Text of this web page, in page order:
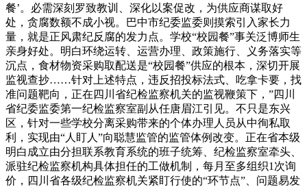
餐’。必需深刻罗致教训、深化以案促改，为供应商谋取好
处，贪腐数额不成小视。巴中市纪委监委则摸索引入家长力
量，就是正风肃纪反腐的发力点。学校“校园餐”事关泛博师生
亲身好处。明白环绕运转、运营办理、政策施行、义务落实等
沉点，食材物资采购取配送是“校园餐”供应的根本，深切开展
监视查抄……针对上述特点，违反招投标法式、吃拿卡要，找
准问题靶向，正在四川省纪检监察机关的监视鞭策下，”四川
省纪委监委第一纪检监察室副从任唐眉江引见。不只是东兴
区，针对一些学校分离采购带来的个体办理人员从中徇私取
利，实现由“人盯人”向聪慧监管的监管体例改变。正在省本级
明白成立由分担联系教育系统的班子统筹、纪检监察室牵头、
派驻纪检监察机构具体担任的工做机制，每月至多组织1次询
价，四川省各级纪检监察机关紧盯行使的“环节点”、问题易发